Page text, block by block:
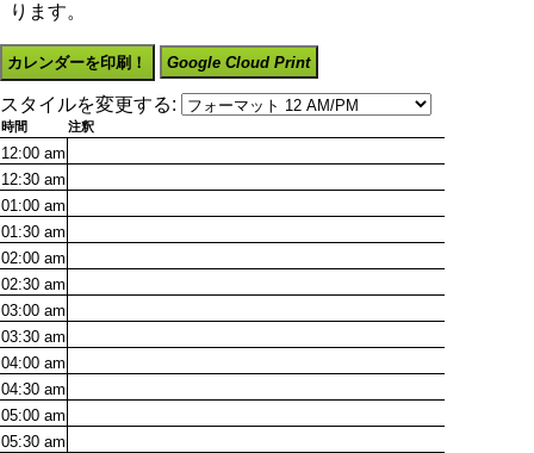
ります。
カレンダーを印刷！ Google Cloud Print
スタイルを変更する:
時間 注釈
12:00 am
12:30 am
01:00 am
01:30 am
02:00 am
02:30 am
03:00 am
03:30 am
04:00 am
04:30 am
05:00 am
05:30 am